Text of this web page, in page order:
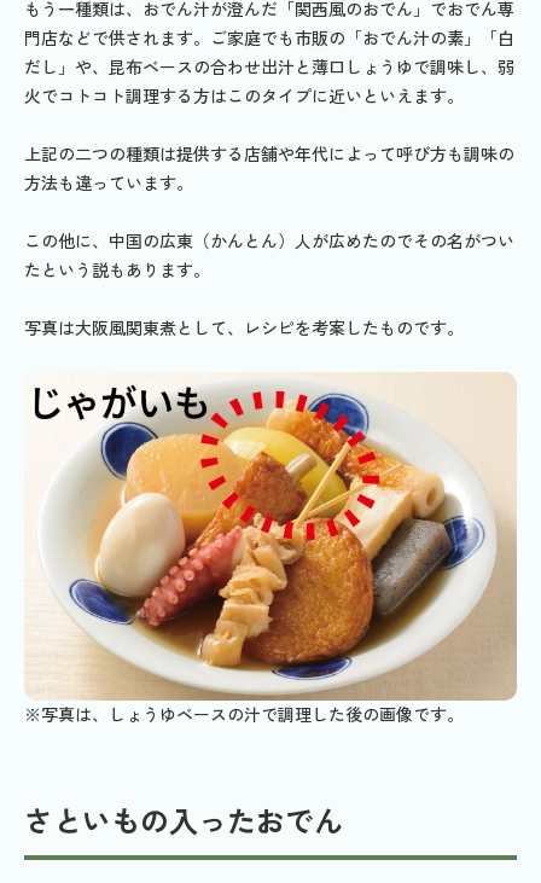
もう一種類は、おでん汁が澄んだ「関西風のおでん」でおでん専
門店などで供されます。ご家庭でも市販の「おでん汁の素」「白
だし」や、昆布ベースの合わせ出汁と薄口しょうゆで調味し、弱
火でコトコト調理する方はこのタイプに近いといえます。
上記の二つの種類は提供する店舗や年代によって呼び方も調味の
方法も違っています。
この他に、中国の広東（かんとん）人が広めたのでその名がつい
たという説もあります。
写真は大阪風関東煮として、レシピを考案したものです。
※写真は、しょうゆベースの汁で調理した後の画像です。
さといもの入ったおでん